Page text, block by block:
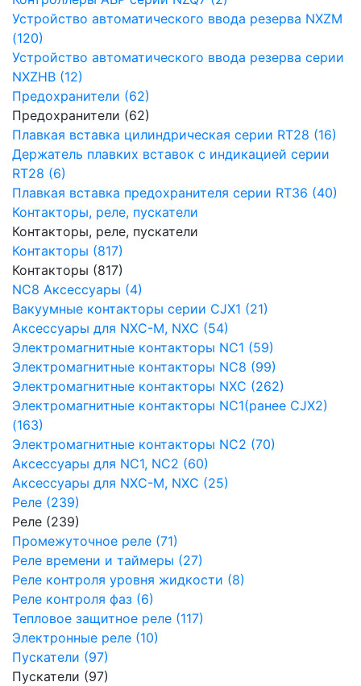
Устройство автоматического ввода резерва NXZM
(120)
Устройство автоматического ввода резерва серии
NXZHB (12)
Предохранители (62)
Предохранители (62)
Плавкая вставка цилиндрическая серии RT28 (16)
Держатель плавких вставок с индикацией серии
RT28 (6)
Плавкая вставка предохранителя серии RT36 (40)
Контакторы, реле, пускатели
Контакторы, реле, пускатели
Контакторы (817)
Контакторы (817)
NC8 Аксессуары (4)
Вакуумные контакторы серии CJX1 (21)
Аксессуары для NXC-M, NXC (54)
Электромагнитные контакторы NC1 (59)
Электромагнитные контакторы NC8 (99)
Электромагнитные контакторы NXC (262)
Электромагнитные контакторы NC1(ранее CJX2)
(163)
Электромагнитные контакторы NC2 (70)
Аксессуары для NC1, NC2 (60)
Аксессуары для NXC-M, NXC (25)
Реле (239)
Реле (239)
Промежуточное реле (71)
Реле времени и таймеры (27)
Реле контроля уровня жидкости (8)
Реле контроля фаз (6)
Тепловое защитное реле (117)
Электронные реле (10)
Пускатели (97)
Пускатели (97)